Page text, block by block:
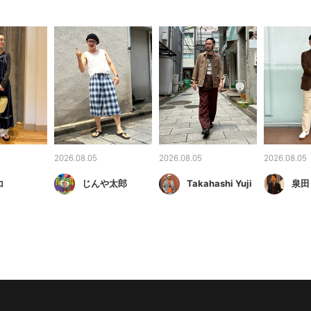
2026.08.05
じんや太郎
2026.08.05
Takahashi Yuji
2026.08.05
泉